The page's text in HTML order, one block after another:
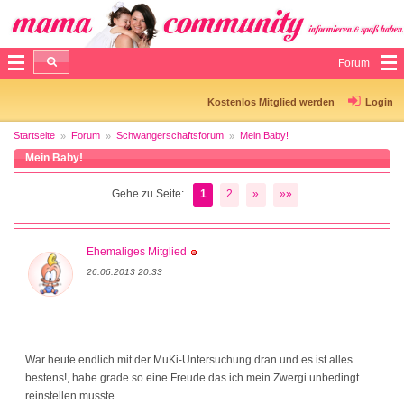
Forum
Kostenlos Mitglied werden Login
Startseite Forum Schwangerschaftsforum Mein Baby!
Mein Baby!
Gehe zu Seite: 1 2 » »»
Ehemaliges Mitglied
26.06.2013 20:33
War heute endlich mit der MuKi-Untersuchung dran und es ist alles
bestens!, habe grade so eine Freude das ich mein Zwergi unbedingt
reinstellen musste